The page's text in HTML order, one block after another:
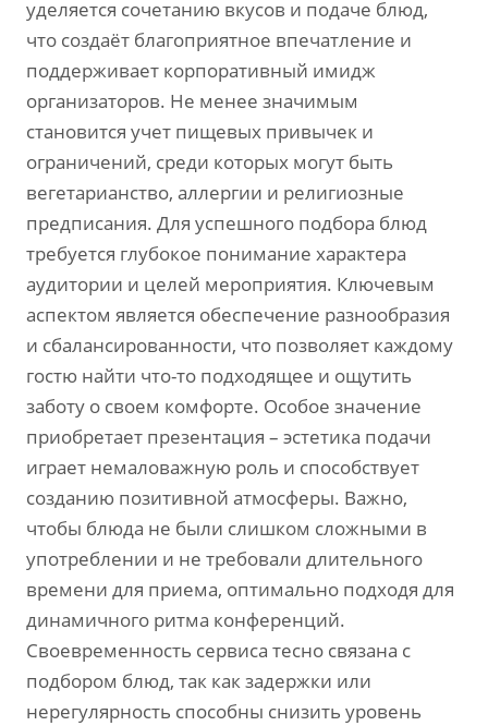
уделяется сочетанию вкусов и подаче блюд,
что создаёт благоприятное впечатление и
поддерживает корпоративный имидж
организаторов. Не менее значимым
становится учет пищевых привычек и
ограничений, среди которых могут быть
вегетарианство, аллергии и религиозные
предписания. Для успешного подбора блюд
требуется глубокое понимание характера
аудитории и целей мероприятия. Ключевым
аспектом является обеспечение разнообразия
и сбалансированности, что позволяет каждому
гостю найти что-то подходящее и ощутить
заботу о своем комфорте. Особое значение
приобретает презентация – эстетика подачи
играет немаловажную роль и способствует
созданию позитивной атмосферы. Важно,
чтобы блюда не были слишком сложными в
употреблении и не требовали длительного
времени для приема, оптимально подходя для
динамичного ритма конференций.
Своевременность сервиса тесно связана с
подбором блюд, так как задержки или
нерегулярность способны снизить уровень